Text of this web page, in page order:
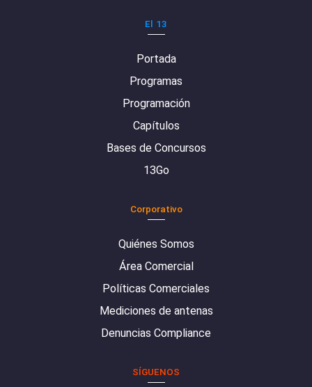
El 13
Portada
Programas
Programación
Capítulos
Bases de Concursos
13Go
Corporativo
Quiénes Somos
Área Comercial
Políticas Comerciales
Mediciones de antenas
Denuncias Compliance
SÍGUENOS